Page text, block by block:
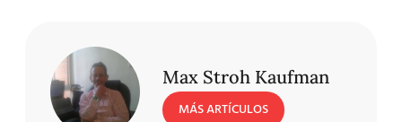
Max Stroh Kaufman
MÁS ARTÍCULOS